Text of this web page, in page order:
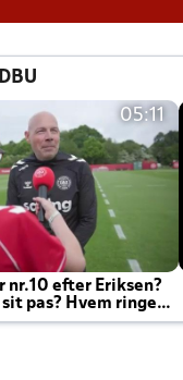
05:11
nr.10 efter Eriksen?
pas? Hvem ringer
efter kampe?